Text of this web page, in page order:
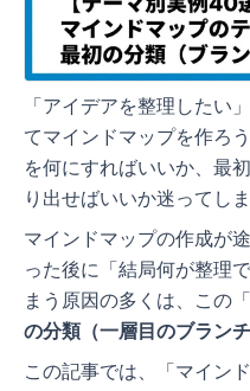
「アイデアを整理したい
てマインドマップを作ろ
を何にすればいいか、最
り出せばいいか迷ってし
マインドマップの作成が
った後に「結局何が整理
まう原因の多くは、この「
の分類（一層目のブランチ
この記事では、「マイン